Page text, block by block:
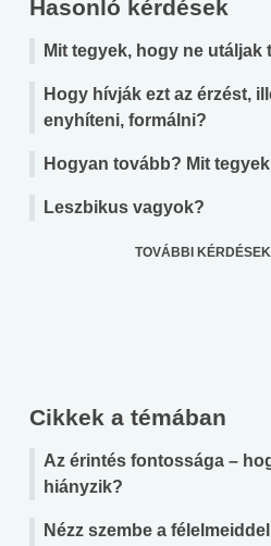
Hasonló kérdések
Mit tegyek, hogy ne utáljak
Hogy hívják ezt az érzést,
enyhíteni, formálni?
Hogyan tovább? Mit
Leszbikus vagyok?
TOVÁBBI
Cikkek a témában
Az érintés fontossága –
hiányzik?
Nézz szembe a